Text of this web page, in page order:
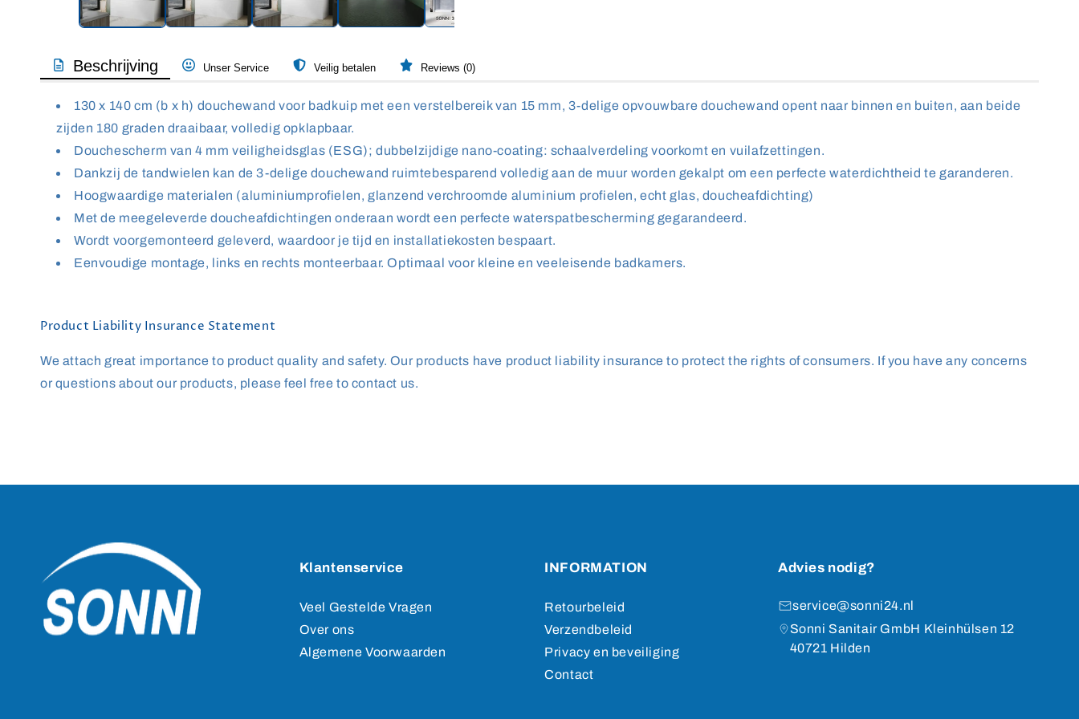
Beschrijving Unser Service Veilig betalen Reviews (0)
130 x 140 cm (b x h) douchewand voor badkuip met een verstelbereik van 15 mm, 3-delige opvouwbare douchewand opent naar binnen en buiten, aan beide
zijden 180 graden draaibaar, volledig opklapbaar.
Douchescherm van 4 mm veiligheidsglas (ESG); dubbelzijdige nano-coating: schaalverdeling voorkomt en vuilafzettingen.
Dankzij de tandwielen kan de 3-delige douchewand ruimtebesparend volledig aan de muur worden gekalpt om een perfecte waterdichtheid te garanderen.
Hoogwaardige materialen (aluminiumprofielen, glanzend verchroomde aluminium profielen, echt glas, doucheafdichting)
Met de meegeleverde doucheafdichtingen onderaan wordt een perfecte waterspatbescherming gegarandeerd.
Wordt voorgemonteerd geleverd, waardoor je tijd en installatiekosten bespaart.
Eenvoudige montage, links en rechts monteerbaar. Optimaal voor kleine en veeleisende badkamers.
Product Liability Insurance Statement
We attach great importance to product quality and safety. Our products have product liability insurance to protect the rights of consumers. If you have any concerns
or questions about our products, please feel free to contact us.
Klantenservice
Veel Gestelde Vragen
Over ons
Algemene Voorwaarden
INFORMATION
Retourbeleid
Verzendbeleid
Privacy en beveiliging
Contact
Advies nodig?
service@sonni24.nl
Sonni Sanitair GmbH Kleinhülsen 12
40721 Hilden